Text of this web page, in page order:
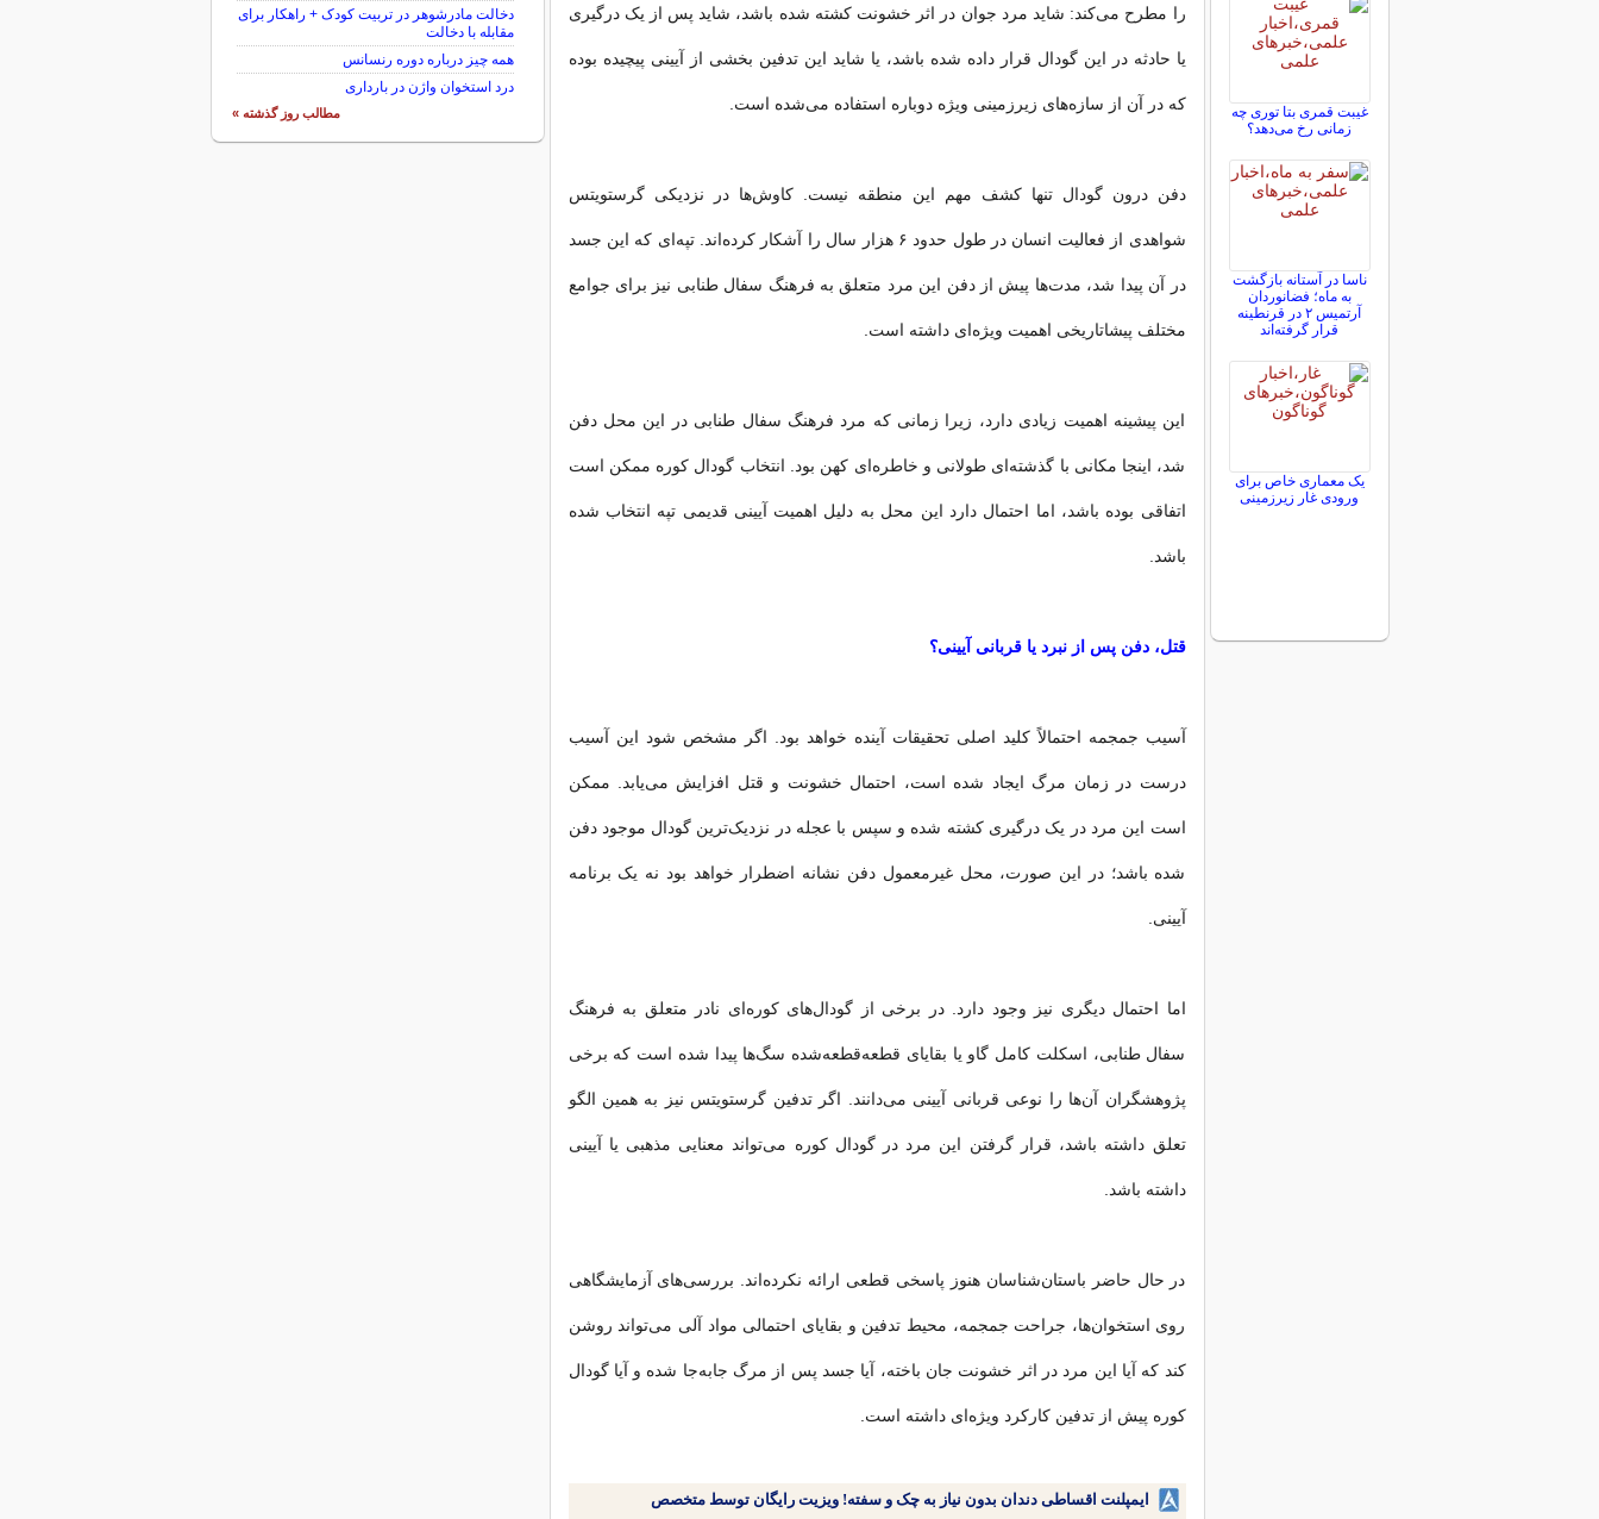
را مطرح می‌کند: شاید مرد جوان در اثر خشونت کشته شده باشد، شاید پس از یک درگیری
یا حادثه در این گودال قرار داده شده باشد، یا شاید این تدفین بخشی از آیینی پیچیده بوده
که در آن از سازه‌های زیرزمینی ویژه دوباره استفاده می‌شده است.
دفن درون گودال تنها کشف مهم این منطقه نیست. کاوش‌ها در نزدیکی گرستویتس
شواهدی از فعالیت انسان در طول حدود ۶ هزار سال را آشکار کرده‌اند. تپه‌ای که این جسد
در آن پیدا شد، مدت‌ها پیش از دفن این مرد متعلق به فرهنگ سفال طنابی نیز برای جوامع
مختلف پیشاتاریخی اهمیت ویژه‌ای داشته است.
این پیشینه اهمیت زیادی دارد، زیرا زمانی که مرد فرهنگ سفال طنابی در این محل دفن
شد، اینجا مکانی با گذشته‌ای طولانی و خاطره‌ای کهن بود. انتخاب گودال کوره ممکن است
اتفاقی بوده باشد، اما احتمال دارد این محل به دلیل اهمیت آیینی قدیمی تپه انتخاب شده
باشد.
قتل، دفن پس از نبرد یا قربانی آیینی؟
آسیب جمجمه احتمالاً کلید اصلی تحقیقات آینده خواهد بود. اگر مشخص شود این آسیب
درست در زمان مرگ ایجاد شده است، احتمال خشونت و قتل افزایش می‌یابد. ممکن
است این مرد در یک درگیری کشته شده و سپس با عجله در نزدیک‌ترین گودال موجود دفن
شده باشد؛ در این صورت، محل غیرمعمول دفن نشانه اضطرار خواهد بود نه یک برنامه
آیینی.
اما احتمال دیگری نیز وجود دارد. در برخی از گودال‌های کوره‌ای نادر متعلق به فرهنگ
سفال طنابی، اسکلت کامل گاو یا بقایای قطعه‌قطعه‌شده سگ‌ها پیدا شده است که برخی
پژوهشگران آن‌ها را نوعی قربانی آیینی می‌دانند. اگر تدفین گرستویتس نیز به همین الگو
تعلق داشته باشد، قرار گرفتن این مرد در گودال کوره می‌تواند معنایی مذهبی یا آیینی
داشته باشد.
در حال حاضر باستان‌شناسان هنوز پاسخی قطعی ارائه نکرده‌اند. بررسی‌های آزمایشگاهی
روی استخوان‌ها، جراحت جمجمه، محیط تدفین و بقایای احتمالی مواد آلی می‌تواند روشن
کند که آیا این مرد در اثر خشونت جان باخته، آیا جسد پس از مرگ جابه‌جا شده و آیا گودال
کوره پیش از تدفین کارکرد ویژه‌ای داشته است.
ایمپلنت اقساطی دندان بدون نیاز به چک و سفته! ویزیت رایگان توسط متخصص
غیبت قمری بتا توری چه
زمانی رخ می‌دهد؟
ناسا در آستانه بازگشت
به ماه؛ فضانوردان
آرتمیس ۲ در قرنطینه
قرار گرفته‌اند
یک معماری خاص برای
ورودی غار زیرزمینی
دخالت مادرشوهر در تربیت کودک + راهکار برای
مقابله با دخالت
همه چیز درباره دوره رنسانس
درد استخوان واژن در بارداری
مطالب روز گذشته »